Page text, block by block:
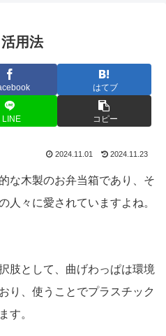
用法
はてブ
LINE コピー
2024.11.01 2024.11.23
な木製のお弁当箱であり、そ
人々に愛されていますよね。
肢として、曲げわっぱは環境
り、使うことでプラスチック
す。